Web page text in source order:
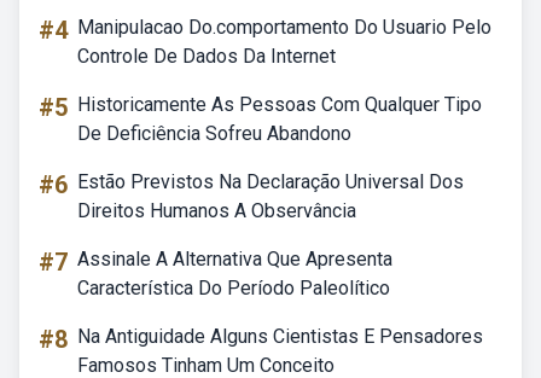
#4 Manipulacao Do.comportamento Do Usuario Pelo
Controle De Dados Da Internet
#5 Historicamente As Pessoas Com Qualquer Tipo
De Deficiência Sofreu Abandono
#6 Estão Previstos Na Declaração Universal Dos
Direitos Humanos A Observância
#7 Assinale A Alternativa Que Apresenta
Característica Do Período Paleolítico
#8 Na Antiguidade Alguns Cientistas E Pensadores
Famosos Tinham Um Conceito